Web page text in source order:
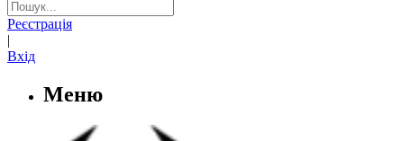
Реєстрація
|
Вхід
Меню